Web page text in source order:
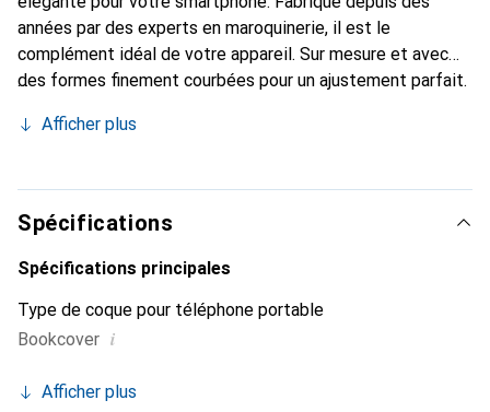
années par des experts en maroquinerie, il est le
complément idéal de votre appareil. Sur mesure et avec
des formes finement courbées pour un ajustement parfait.
smartphone. La marque Noreve est reconnue
constitue toujours un bon choix pour le client exigeant.
Afficher plus
Spécifications
Spécifications principales
Type de coque pour téléphone portable
Bookcover i
Afficher plus